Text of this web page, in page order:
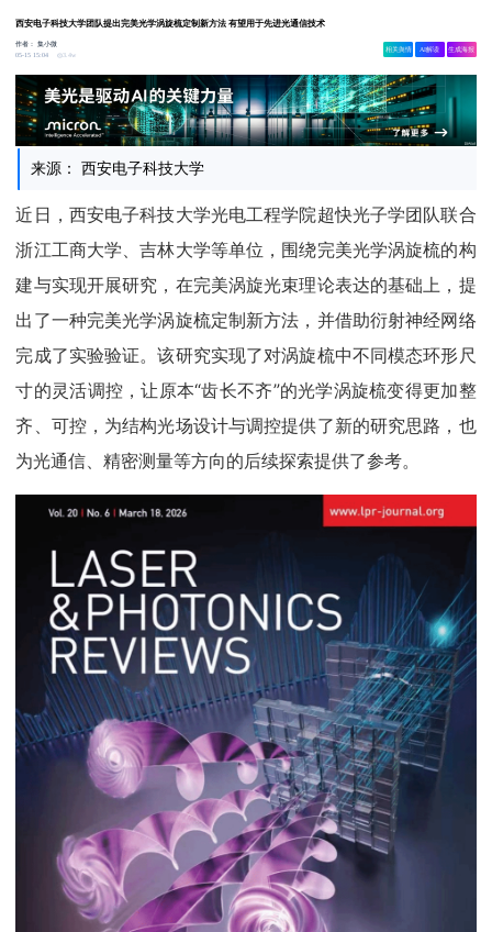
西安电子科技大学团队提出完美光学涡旋梳定制新方法 有望用于先进光通信技术
作者：集小微
05-15 15:04
3.4w
相关舆情 AI解读 生成海报
来源： 西安电子科技大学
近日，西安电子科技大学光电工程学院超快光子学团队联合
浙江工商大学、吉林大学等单位，围绕完美光学涡旋梳的构
建与实现开展研究，在完美涡旋光束理论表达的基础上，提
出了一种完美光学涡旋梳定制新方法，并借助衍射神经网络
完成了实验验证。该研究实现了对涡旋梳中不同模态环形尺
寸的灵活调控，让原本“齿长不齐”的光学涡旋梳变得更加整
齐、可控，为结构光场设计与调控提供了新的研究思路，也
为光通信、精密测量等方向的后续探索提供了参考。